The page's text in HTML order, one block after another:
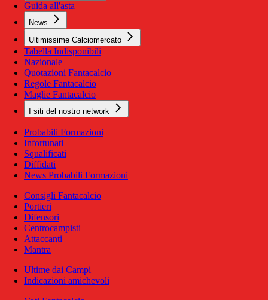
Guida all'asta
News
Ultimissime Calciomercato
Tabella Indisponibili
Nazionale
Quotazioni Fantacalcio
Regole Fantacalcio
Maglie Fantacalcio
I siti del nostro network
Probabili Formazioni
Infortunati
Squalificati
Diffidati
News Probabili Formazioni
Consigli Fantacalcio
Portieri
Difensori
Centrocampisti
Attaccanti
Mantra
Ultime dai Campi
Indicazioni amichevoli